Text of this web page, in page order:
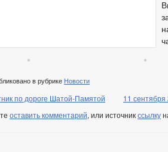
в рубрике Новости
по дороге Шатой-Памятой 11
оставить комментарий, или источникссылку